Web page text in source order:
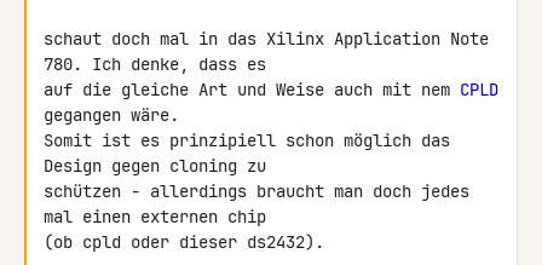
schaut doch mal in das Xilinx Application Note
780. Ich denke, dass es
auf die gleiche Art und Weise auch mit nem CPLD
gegangen wäre.
Somit ist es prinzipiell schon möglich das
Design gegen cloning zu
schützen - allerdings braucht man doch jedes
mal einen externen chip
(ob cpld oder dieser ds2432).